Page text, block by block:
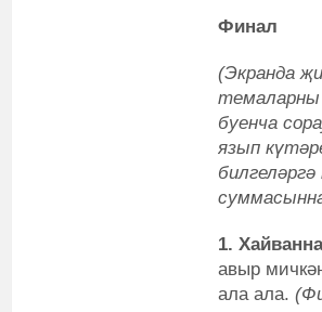
Финал
(Экранда
буенча
язып
1.
авыр
ала ала.